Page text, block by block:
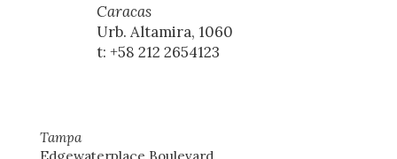
Caracas
Urb. Altamira, 1060
t: +58 212 2654123
Tampa